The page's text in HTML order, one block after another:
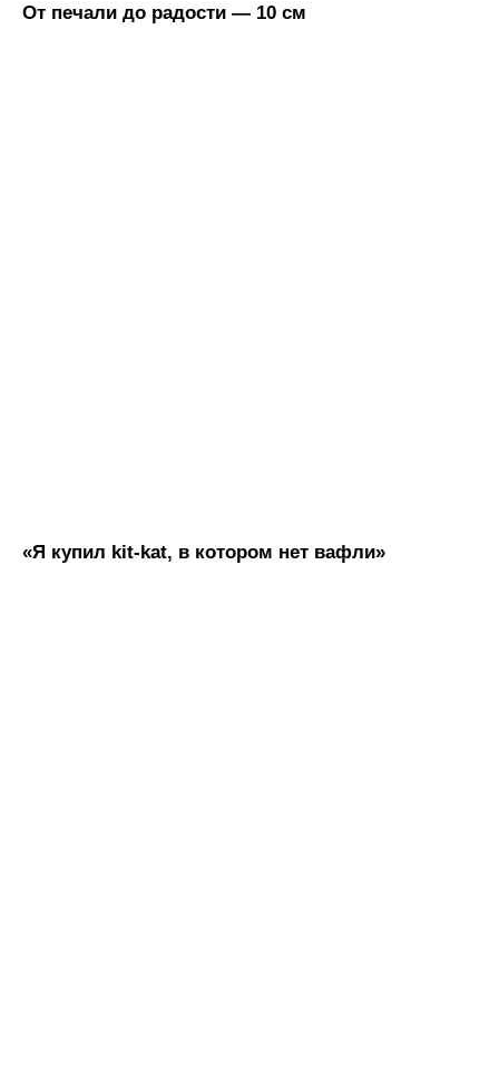
От печали до радости — 10 см
«Я купил kit-kat, в котором нет вафли»